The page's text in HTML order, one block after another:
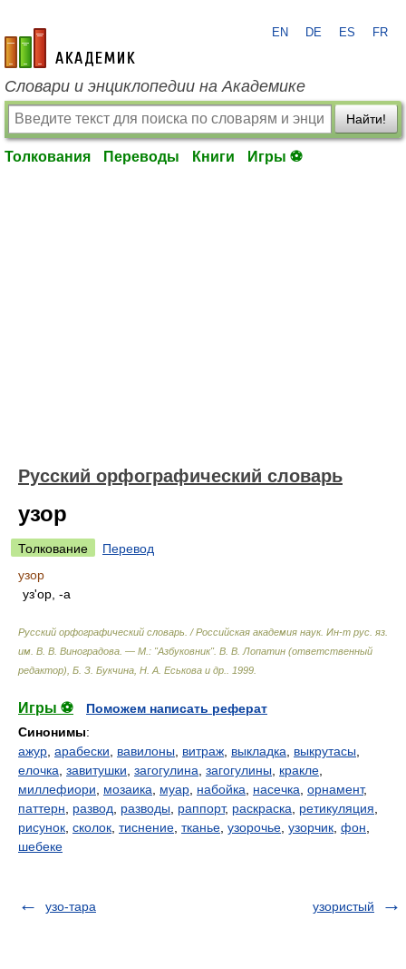
academic.ru
EN DE ES FR
Словари и энциклопедии на Академике
Найти!
Толкования Переводы Книги Игры ⚽
Русский орфографический словарь
узор
Толкование
Перевод
узор
уз'ор, -а
Русский орфографический словарь. / Российская академия наук. Ин-т рус. яз.
им. В. В. Виноградова. — М.: "Азбуковник". В. В. Лопатин (ответственный
редактор), Б. З. Букчина, Н. А. Еськова и др.
1999
Игры ⚽
Поможем написать реферат
Синонимы:
ажур арабески вавилоны витраж выкладка выкрутасы
елочка завитушки загогулина загогулины кракле
миллефиори
мозаика муар набойка насечка орнамент,
паттерн
развод разводы раппорт, раскраска ретикуляция
рисунок сколок тиснение тканье узорочье узорчик фон
шебеке
узо-тара узористый